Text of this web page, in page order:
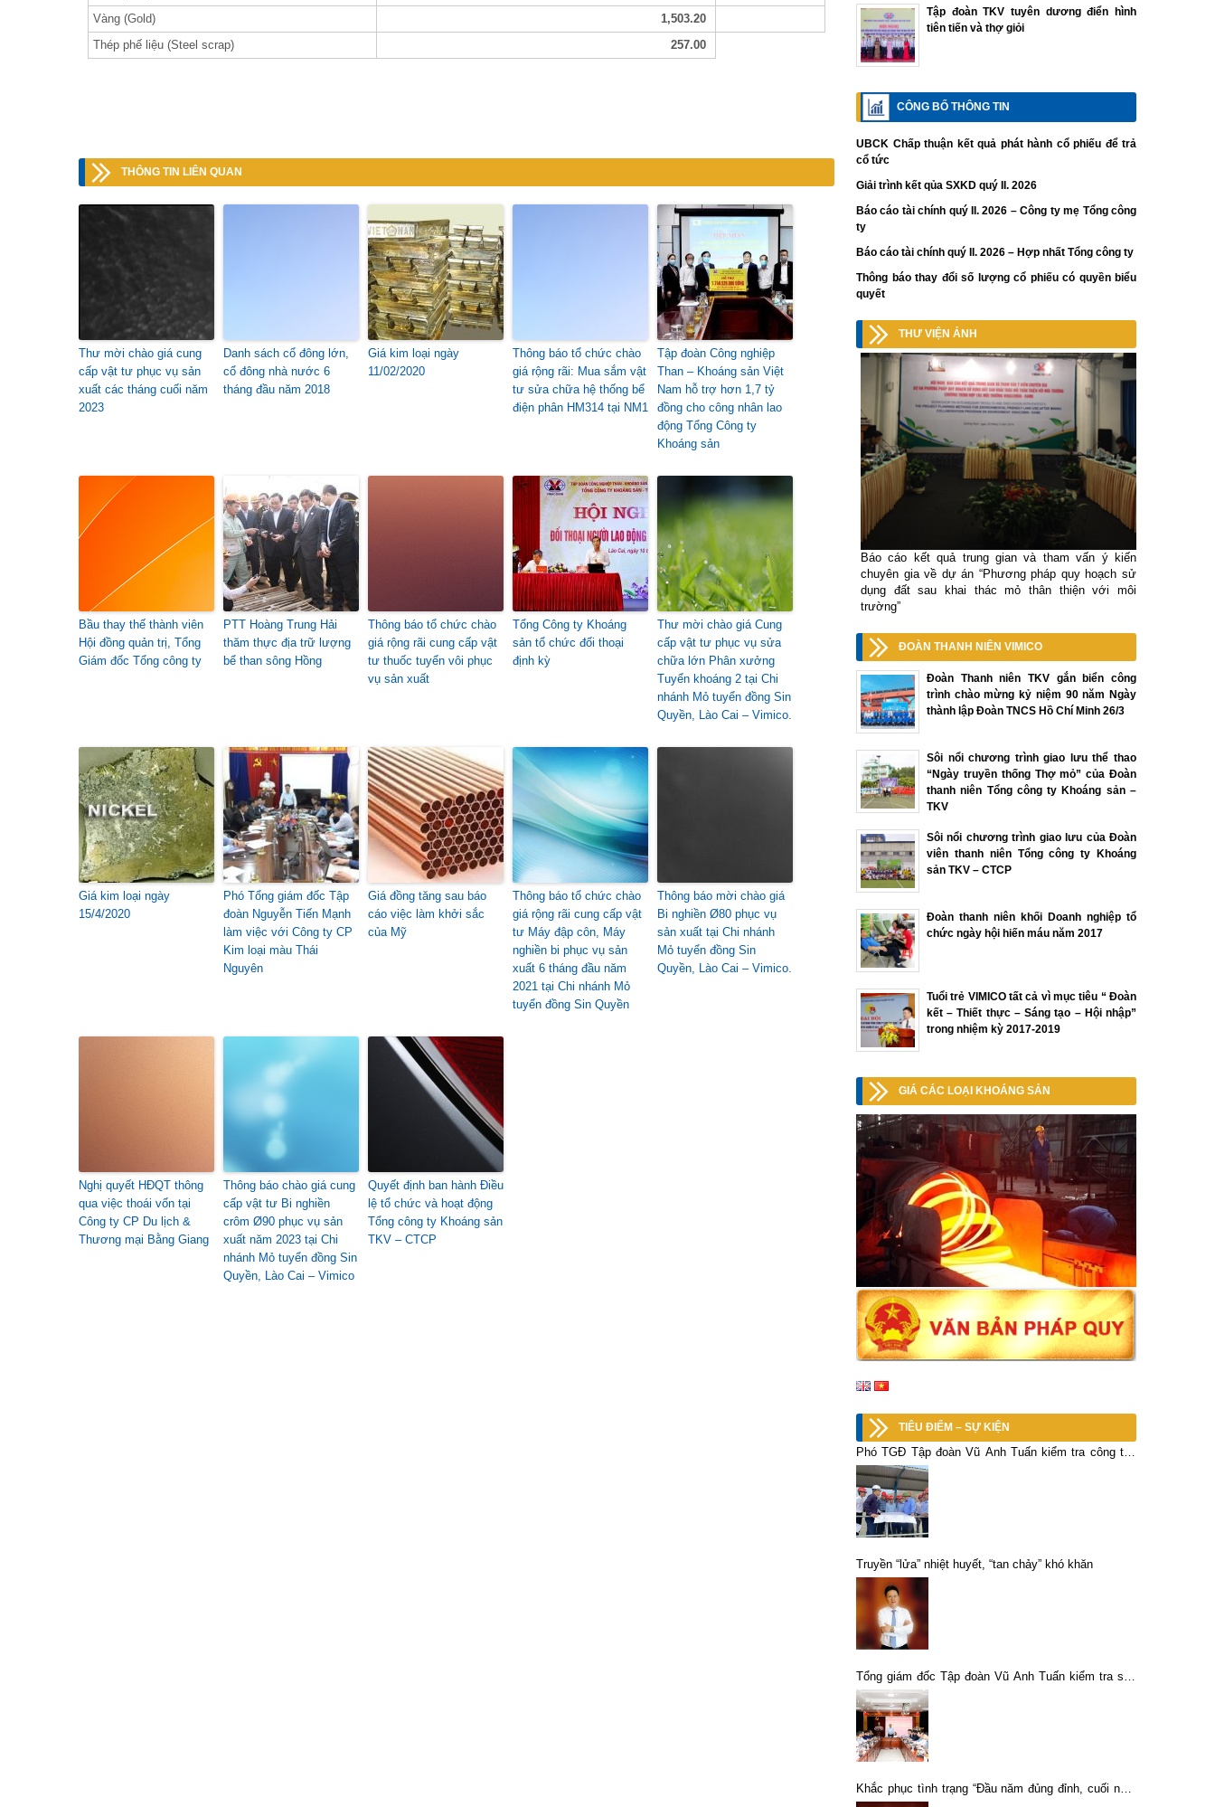
Vàng (Gold)
1,503.20
Thép phế liệu (Steel scrap)
257.00
THÔNG TIN LIÊN QUAN
Thư mời chào giá cung
cấp vật tư phục vụ sản
xuất các tháng cuối năm
2023
Danh sách cổ đông lớn,
cổ đông nhà nước 6
tháng đầu năm 2018
Giá kim loại ngày
11/02/2020
Thông báo tổ chức chào
giá rộng rãi: Mua sắm vật
tư sửa chữa hệ thống bể
điện phân HM314 tại NM1
Tập đoàn Công nghiệp
Than – Khoáng sản Việt
Nam hỗ trợ hơn 1,7 tỷ
đồng cho công nhân lao
động Tổng Công ty
Khoáng sản
Bầu thay thế thành viên
Hội đồng quản trị, Tổng
Giám đốc Tổng công ty
PTT Hoàng Trung Hải
thăm thực địa trữ lượng
bể than sông Hồng
Thông báo tổ chức chào
giá rộng rãi cung cấp vật
tư thuốc tuyển vôi phục
vụ sản xuất
Tổng Công ty Khoáng
sản tổ chức đối thoại
định kỳ
Thư mời chào giá Cung
cấp vật tư phục vụ sửa
chữa lớn Phân xưởng
Tuyển khoáng 2 tại Chi
nhánh Mỏ tuyển đồng Sin
Quyền, Lào Cai – Vimico.
Giá kim loại ngày
15/4/2020
Phó Tổng giám đốc Tập
đoàn Nguyễn Tiến Mạnh
làm việc với Công ty CP
Kim loại màu Thái
Nguyên
Giá đồng tăng sau báo
cáo việc làm khởi sắc
của Mỹ
Thông báo tổ chức chào
giá rộng rãi cung cấp vật
tư Máy đập côn, Máy
nghiền bi phục vụ sản
xuất 6 tháng đầu năm
2021 tại Chi nhánh Mỏ
tuyển đồng Sin Quyền
Thông báo mời chào giá
Bi nghiền Ø80 phục vụ
sản xuất tại Chi nhánh
Mỏ tuyển đồng Sin
Quyền, Lào Cai – Vimico.
Nghị quyết HĐQT thông
qua việc thoái vốn tại
Công ty CP Du lịch &
Thương mại Bằng Giang
Thông báo chào giá cung
cấp vật tư Bi nghiền
crôm Ø90 phục vụ sản
xuất năm 2023 tại Chi
nhánh Mỏ tuyển đồng Sin
Quyền, Lào Cai – Vimico
Quyết định ban hành Điều
lệ tổ chức và hoạt động
Tổng công ty Khoáng sản
TKV – CTCP
Tập đoàn TKV tuyên dương điển hình
tiên tiến và thợ giỏi
CÔNG BỐ THÔNG TIN
UBCK Chấp thuận kết quả phát hành cổ phiếu để trả
cổ tức
Giải trình kết qủa SXKD quý II. 2026
Báo cáo tài chính quý II. 2026 – Công ty mẹ Tổng công
ty
Báo cáo tài chính quý II. 2026 – Hợp nhất Tổng công ty
Thông báo thay đổi số lượng cổ phiếu có quyền biểu
quyết
THƯ VIỆN ẢNH
Báo cáo kết quả trung gian và tham vấn ý kiến
chuyên gia về dự án “Phương pháp quy hoạch sử
dụng đất sau khai thác mỏ thân thiện với môi
trường”
ĐOÀN THANH NIÊN VIMICO
Đoàn Thanh niên TKV gắn biển công
trình chào mừng kỷ niệm 90 năm Ngày
thành lập Đoàn TNCS Hồ Chí Minh 26/3
Sôi nổi chương trình giao lưu thể thao
“Ngày truyền thống Thợ mỏ” của Đoàn
thanh niên Tổng công ty Khoáng sản –
TKV
Sôi nổi chương trình giao lưu của Đoàn
viên thanh niên Tổng công ty Khoáng
sản TKV – CTCP
Đoàn thanh niên khối Doanh nghiệp tổ
chức ngày hội hiến máu năm 2017
Tuổi trẻ VIMICO tất cả vì mục tiêu “ Đoàn
kết – Thiết thực – Sáng tạo – Hội nhập”
trong nhiệm kỳ 2017-2019
GIÁ CÁC LOẠI KHOÁNG SẢN
TIÊU ĐIỂM – SỰ KIỆN
Phó TGĐ Tập đoàn Vũ Anh Tuấn kiểm tra công tác
PCTT và môi trường các đơn vị sản xuất khoáng
sản tại Lào Cai
Truyền “lửa” nhiệt huyết, “tan chảy” khó khăn
Tổng giám đốc Tập đoàn Vũ Anh Tuấn kiểm tra sản
xuất tại Tổng công ty khoáng sản -TKV
Khắc phục tình trạng “Đầu năm đủng đỉnh, cuối năm